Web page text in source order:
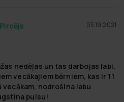
05.19.2021
nedēļas un tas darbojas labi,
vecākajiem bērniem, kas ir 11
vecākam, nodrošina labu
pulsu!